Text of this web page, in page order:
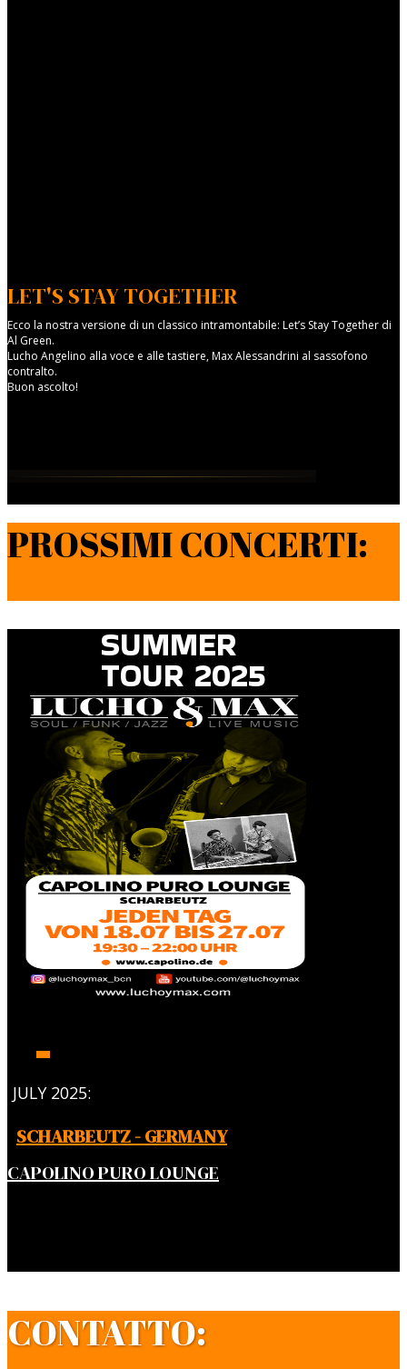
LET'S STAY TOGETHER
Ecco la nostra versione di un classico intramontabile: Let’s Stay Together di
Al Green.
Lucho Angelino alla voce e alle tastiere, Max Alessandrini al sassofono
contralto.
Buon ascolto!
PROSSIMI CONCERTI:
SUMMER
TOUR 2025
JULY 2025:
SCHARBEUTZ - GERMANY
CAPOLINO PURO LOUNGE
CONTATTO: